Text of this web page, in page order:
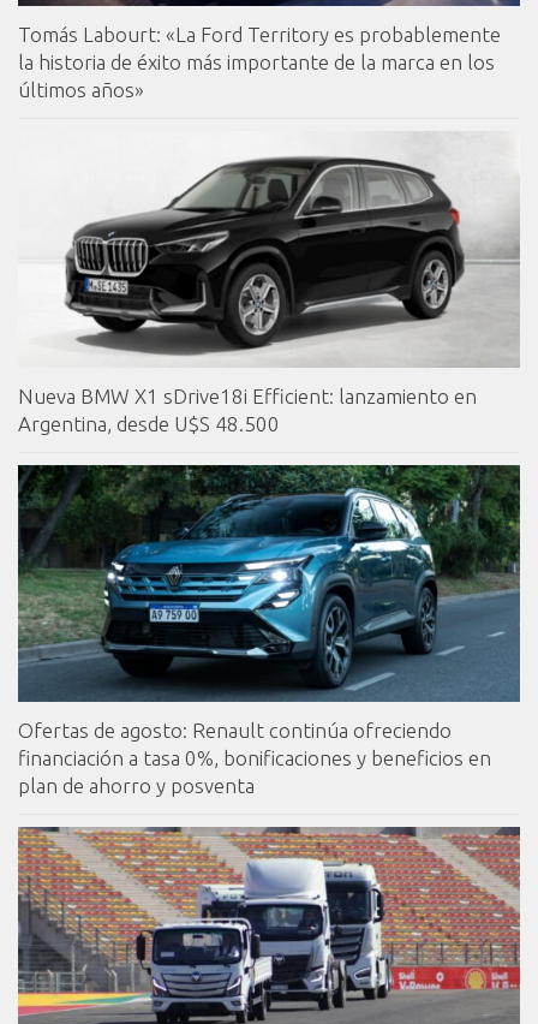
Tomás Labourt: «La Ford Territory es probablemente
la historia de éxito más importante de la marca en los
últimos años»
Nueva BMW X1 sDrive18i Efficient: lanzamiento en
Argentina, desde U$S 48.500
Ofertas de agosto: Renault continúa ofreciendo
financiación a tasa 0%, bonificaciones y beneficios en
plan de ahorro y posventa